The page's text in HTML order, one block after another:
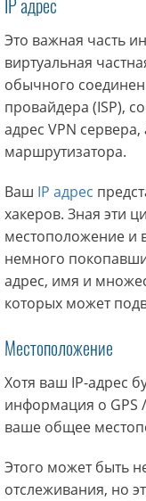
IP адрес
Это важная часть
виртуальная
обычного
провайдера (ISP),
адрес VPN
маршрутизатора.
Ваш IP адрес
хакеров. Зная эти
местоположение и
немного
адрес, имя и
которых может
Местоположение
Хотя ваш IP-адрес
информация о GPS
ваше общее
Этого может быть
отслеживания, но